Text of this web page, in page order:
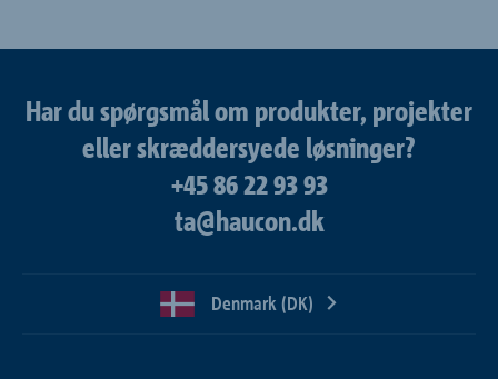
Har du spørgsmål om produkter, projekter
eller skræddersyede løsninger?
+45 86 22 93 93
ta@haucon.dk
Denmark (DK)